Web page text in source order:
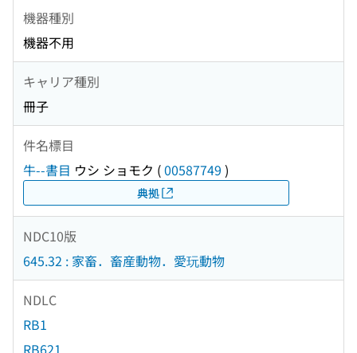
機器種別
機器不用
キャリア種別
冊子
件名標目
牛--書目 ウシ ショモク (00587749 )
典拠
NDC10版
645.32 : 家畜．畜産動物．愛玩動物
NDLC
RB1
RB621